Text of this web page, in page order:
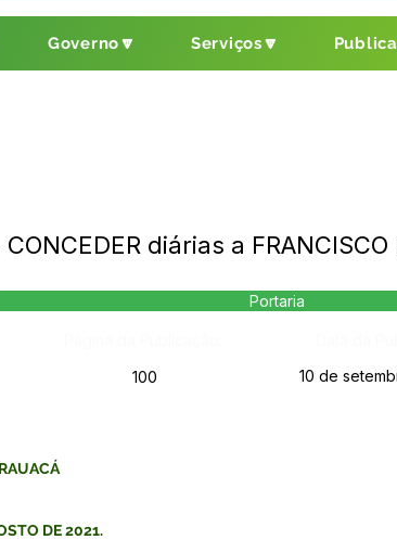
Governo🔽 Serviços🔽
diárias a FRANCISCO
Portaria
100 10 de
DE 2021.